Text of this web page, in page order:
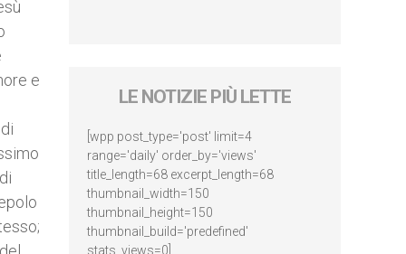
e
LE NOTIZIE PIÙ LETTE
[wpp post_type='post' limit=4
range='daily' order_by='views'
title_length=68 excerpt_length=68
thumbnail_width=150
thumbnail_height=150
thumbnail_build='predefined'
stats_views=0]